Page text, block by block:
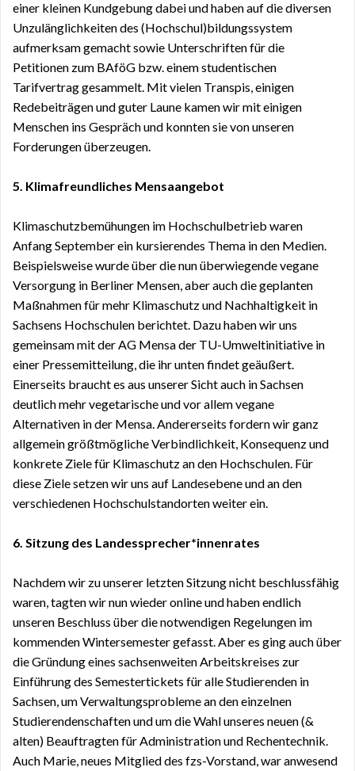
einer kleinen Kundgebung dabei und haben auf die diversen
Unzulänglichkeiten des (Hochschul)bildungssystem
aufmerksam gemacht sowie Unterschriften für die
Petitionen zum BAföG bzw. einem studentischen
Tarifvertrag gesammelt. Mit vielen Transpis, einigen
Redebeiträgen und guter Laune kamen wir mit einigen
Menschen ins Gespräch und konnten sie von unseren
Forderungen überzeugen.
5. Klimafreundliches Mensaangebot
Klimaschutzbemühungen im Hochschulbetrieb waren
Anfang September ein kursierendes Thema in den Medien.
Beispielsweise wurde über die nun überwiegende vegane
Versorgung in Berliner Mensen, aber auch die geplanten
Maßnahmen für mehr Klimaschutz und Nachhaltigkeit in
Sachsens Hochschulen berichtet. Dazu haben wir uns
gemeinsam mit der AG Mensa der TU-Umweltinitiative in
einer Pressemitteilung, die ihr unten findet geäußert.
Einerseits braucht es aus unserer Sicht auch in Sachsen
deutlich mehr vegetarische und vor allem vegane
Alternativen in der Mensa. Andererseits fordern wir ganz
allgemein größtmögliche Verbindlichkeit, Konsequenz und
konkrete Ziele für Klimaschutz an den Hochschulen. Für
diese Ziele setzen wir uns auf Landesebene und an den
verschiedenen Hochschulstandorten weiter ein.
6. Sitzung des Landessprecher*innenrates
Nachdem wir zu unserer letzten Sitzung nicht beschlussfähig
waren, tagten wir nun wieder online und haben endlich
unseren Beschluss über die notwendigen Regelungen im
kommenden Wintersemester gefasst. Aber es ging auch über
die Gründung eines sachsenweiten Arbeitskreises zur
Einführung des Semestertickets für alle Studierenden in
Sachsen, um Verwaltungsprobleme an den einzelnen
Studierendenschaften und um die Wahl unseres neuen (&
alten) Beauftragten für Administration und Rechentechnik.
Auch Marie, neues Mitglied des fzs-Vorstand, war anwesend